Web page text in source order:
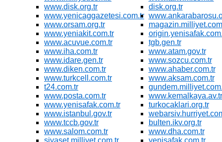
www.disk.org.tr
disk.org.tr
www.yenicaggazetesi.com.tr
www.orsam.org.tr
www.yeniakit.com.tr
www.acuvue.com.tr
tgb.gen.tr
www.iha.com.tr
www.atam.gov.tr
www.idare.gen.tr
www.sozcu.com.tr
www.diken.com.tr
www.ahaber.com.tr
www.turkcell.com.tr
www.aksam.com.tr
t24.com.tr
www.posta.com.tr
www.kemalkaya.av.tr
www.yenisafak.com.tr
turkocaklari.org.tr
www.istanbul.gov.tr
www.tccb.gov.tr
bulten.ikv.org.tr
www.salom.com.tr
www.dha.com.tr